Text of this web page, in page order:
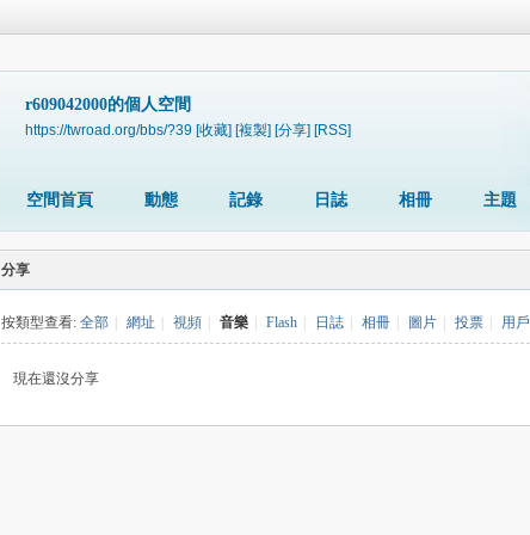
r609042000的個人空間
https://twroad.org/bbs/?39 [收藏] [複製] [分享] [RSS]
空間首頁 動態 記錄 日誌 相冊 主題
分享
按類型查看: 全部 網址 視頻 音樂 Flash 日誌 相冊 圖片 投票 用戶
現在還沒分享